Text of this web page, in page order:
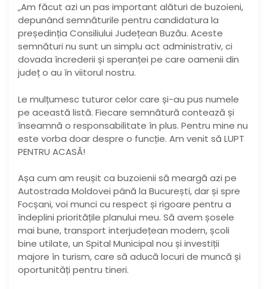
„Am făcut azi un pas important alături de buzoieni,
depunând semnăturile pentru candidatura la
președinția Consiliului Județean Buzău. Aceste
semnături nu sunt un simplu act administrativ, ci
dovada încrederii și speranței pe care oamenii din
județ o au în viitorul nostru.
Le mulțumesc tuturor celor care și-au pus numele
pe această listă. Fiecare semnătură contează și
înseamnă o responsabilitate în plus. Pentru mine nu
este vorba doar despre o funcție. Am venit să LUPT
PENTRU ACASĂ!
Așa cum am reușit ca buzoienii să meargă azi pe
Autostrada Moldovei până la București, dar și spre
Focșani, voi munci cu respect și rigoare pentru a
îndeplini prioritățile planului meu. Să avem șosele
mai bune, transport interjudețean modern, școli
bine utilate, un Spital Municipal nou și investiții
majore în turism, care să aducă locuri de muncă și
oportunități pentru tineri.